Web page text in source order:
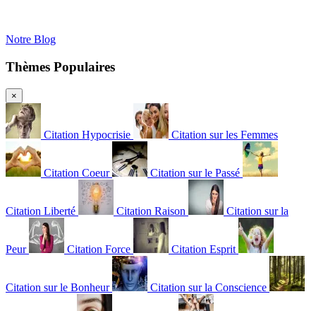
Notre Blog
Thèmes Populaires
×
Citation Hypocrisie Citation sur les Femmes
Citation Coeur Citation sur le Passé
Citation Liberté Citation Raison Citation sur la
Peur Citation Force Citation Esprit
Citation sur le Bonheur Citation sur la Conscience